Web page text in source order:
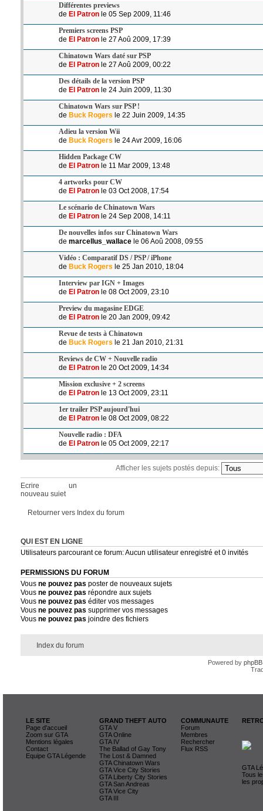
Différentes previews
de El Patronle 05 Sep 2009, 11:46
Premiers screens PSP
de El Patronle 27 Aoû 2009, 17:39
Chinatown Wars daté sur PSP
de El Patronle 27 Aoû 2009, 00:22
Des détails de la version PSP
de El Patronle 24 Juin 2009, 11:30
Chinatown Wars sur PSP !
de Buck Rogers le 22 Juin 2009, 14:35
Adieu la version Wii
de Buck Rogers le 24 Avr 2009, 16:06
Hidden Package CW
de El Patronle 11 Mar 2009, 13:48
4 artworks pour CW
de El Patronle 03 Oct 2008, 17:54
Le scénario de Chinatown Wars
de El Patronle 24 Sep 2008, 14:11
De nouvelles infos sur Chinatown Wars
de marcellus_wallacele 06 Aoû 2008, 09:55
Vidéo : Comparatif DS / PSP / iPhone
de Buck Rogers le 25 Jan 2010, 18:04
Interview par IGN + Images
de El Patronle 08 Oct 2009, 23:10
Preview du magasine EDGE
de El Patronle 20 Jan 2009, 09:42
Revue de tests à Chinatown
de Buck Rogers le 21 Jan 2010, 21:31
Reviews de CW + Nouvelle radio
de El Patronle 20 Oct 2009, 14:34
Mission exclusive + 2 screens
de El Patronle 13 Oct 2009, 23:11
1er trailer PSP aujourd'hui
de El Patronle 08 Oct 2009, 08:22
Nouvelle radio : DFA
de El Patronle 05 Oct 2009, 22:17
Afficher les sujets postés depuis:
Ecrire un
nouveau sujet
Retourner vers Index du forum
QUI EST EN LIGNE
Utilisateurs parcourant ce forum: Aucun utilisateur enregistré et 0 invités
PERMISSIONS DU FORUM
Vous ne pouvez pas poster de nouveaux sujets
Vous ne pouvez pas répondre aux sujets
Vous ne pouvez pas éditer vos messages
Vous ne pouvez pas supprimer vos messages
Vous ne pouvez pas joindre des fichiers
Index du forum
Powered by phpBB
LE SITE
Page d'accueil
Zoom sur GTA
Mentions légales
Contact
Equipe GTA Légende
GRAND THEFT AUTO
GTA V
GTA Online
GTA IV
The Ballad of Gay Tony
The Lost & Damned
GTA Chinatown Wars
GTA Vice City Stories
GTA Liberty City Stories
GTA San Andreas
GTA Vice City
GTA III
COMMUNAUTE
Forum
Membres
Rechercher
Flux RSS
GTA
Tous
les